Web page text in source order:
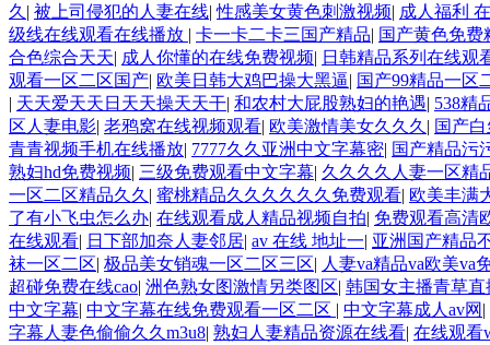
久 | 被上司侵犯的人妻在线|性感美女黄色刺激视频| 成人福利
级线在线观看在线播放 | 卡一卡二卡三国产精品| 国产黄色免费
合色综合天天| 成人你懂的在线免费视频| 日韩精品系列在线观
观看一区二区国产| 欧美日韩大鸡巴操大黑逼| 国产99精品一区
| 天天爱天天日天天操天天干| 和农村大屁股熟妇的艳遇| 538精
区人妻电影| 老鸦窝在线视频观看| 欧美激情美女久久久 | 国产
青青视频手机在线播放| 7777久久亚洲中文字幕密| 国产精品污
熟妇hd免费视频| 三级免费观看中文字幕| 久久久久人妻一区精
一区二区精品久久 | 蜜桃精品久久久久久久免费观看| 欧美丰满
了有小飞虫怎么办| 在线观看成人精品视频自拍| 免费观看高清
在线观看| 日下部加奈人妻邻居| av 在线 地址一| 亚洲国产精品
袜一区二区| 极品美女销魂一区二区三区| 人妻va精品va欧美va
超碰免费在线cao| 洲色熟女图激情另类图区| 韩国女主播青草直
中文字幕| 中文字幕在线免费观看一区二区 | 中文字幕成人av网 |
字幕人妻色偷偷久久m3u8| 熟妇人妻精品资源在线看| 在线观看